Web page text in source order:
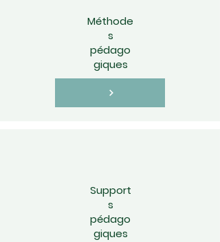
Méthode
s
pédago
giques
Support
s
pédago
giques